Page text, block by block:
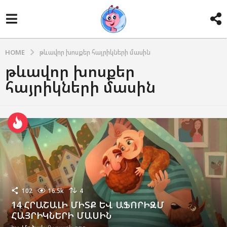
HOME թևավոր խոսքեր հայրիկների մասին
թևավոր խոսքեր
հայրիկների մասին
102 16.5k 4
14 ՀՐԱՇԱԼԻ ՄԻՏՔ ԵՎ ԱՖՈՐԻԶՄ
ՀԱՅՐԻԿՆԵՐԻ ՄԱՍԻՆ